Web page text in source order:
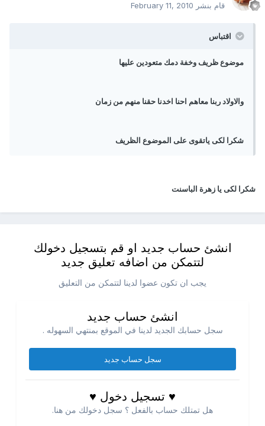
قام بنشر February 11, 2010
اقتباس
موضوع ظريف وخفة دمك متعودين عليها
والاولاد ربنا معاهم احنا اخدنا حقنا منهم من زمان
شكرا لكى ياتقوى على الموضوع الظريف
شكرا لكى يا زهرة الباسنت
انشئ حساب جديد او قم بتسجيل دخولك
لتتمكن من اضافه تعليق جديد
يجب ان تكون عضوا لدينا لتتمكن من التعليق
انشئ حساب جديد
سجل حسابك الجديد لدينا في الموقع بمنتهي السهوله .
سجل حساب جديد
♥ تسجيل دخول ♥
هل تمتلك حساب بالفعل ؟ سجل دخولك من هنا.